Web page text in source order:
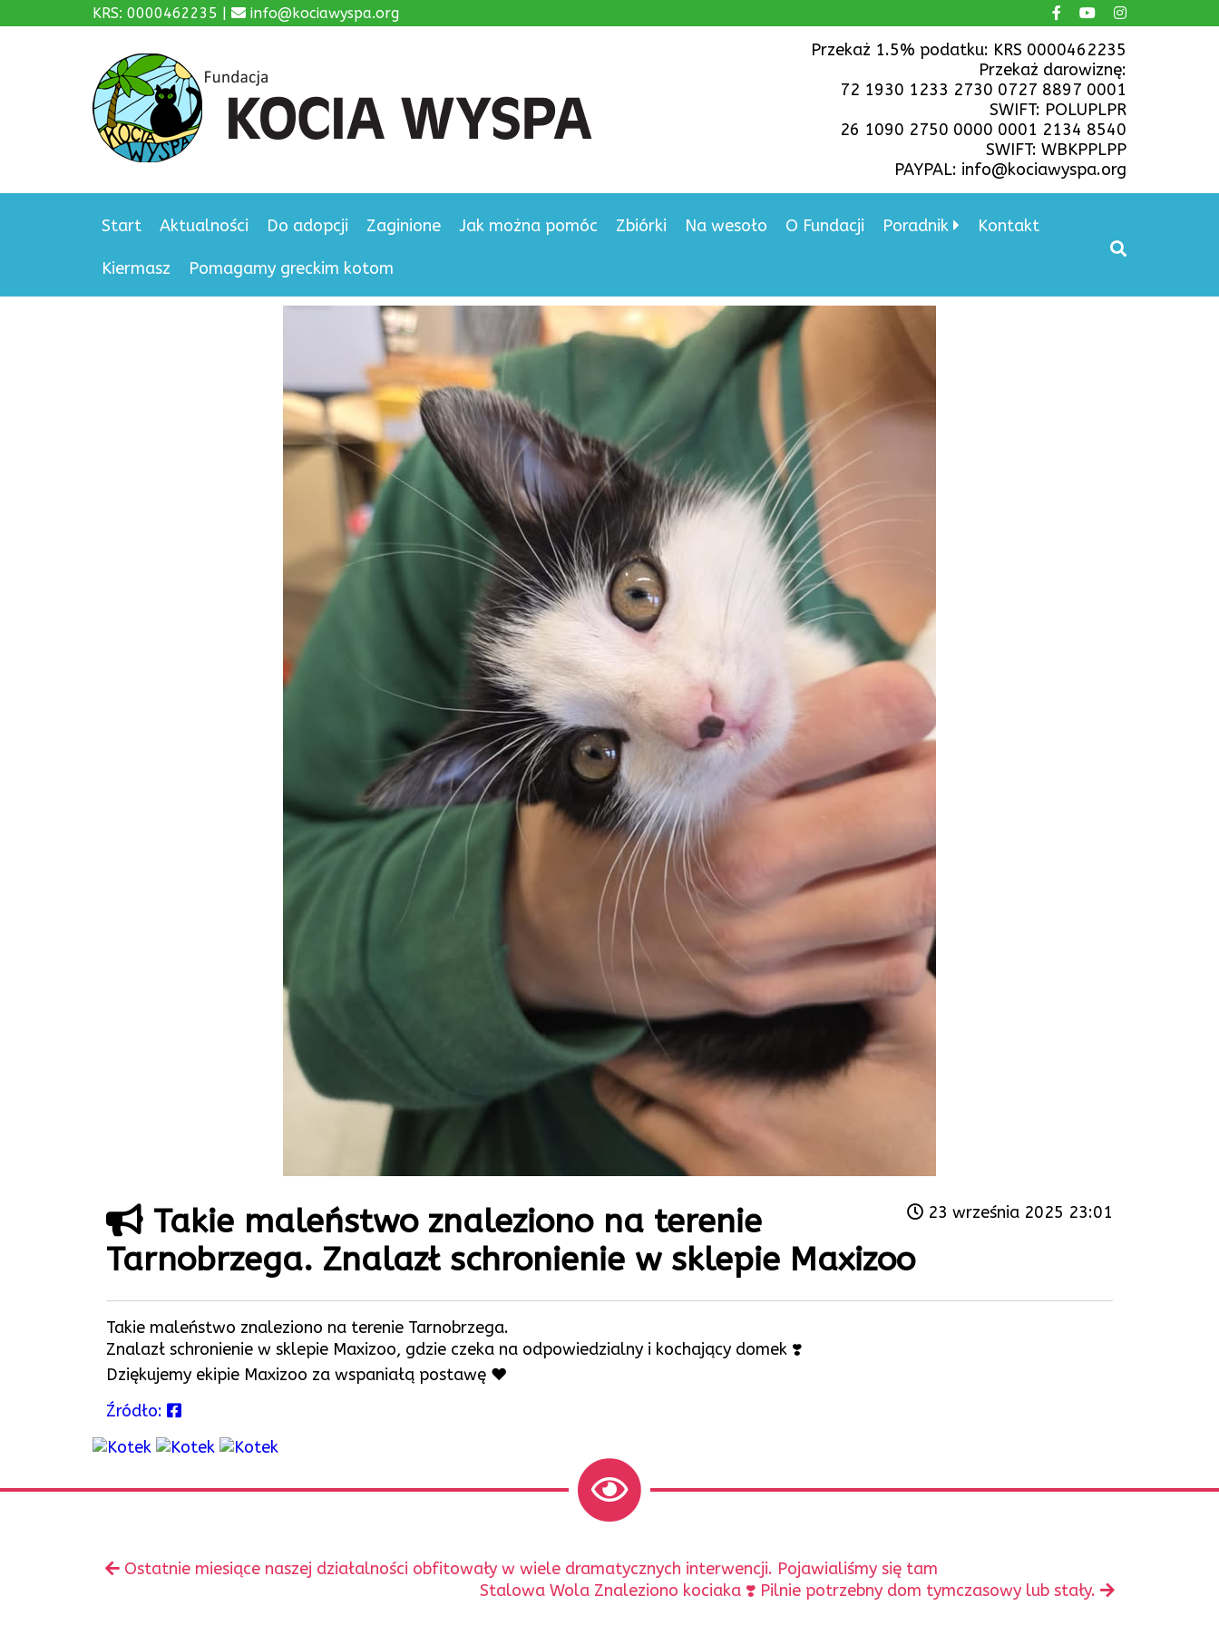
KRS: 0000462235 | info@kociawyspa.org
Przekaż 1.5% podatku: KRS 0000462235
Przekaż darowiznę:
72 1930 1233 2730 0727 8897 0001
SWIFT: POLUPLPR
26 1090 2750 0000 0001 2134 8540
SWIFT: WBKPPLPP
PAYPAL: info@kociawyspa.org
Start Aktualności Do adopcji Zaginione Jak można pomóc Zbiórki Na wesoło O Fundacji Poradnik Kontakt
Kiermasz Pomagamy greckim kotom
23 września 2025 23:01
Takie maleństwo znaleziono na terenie
Tarnobrzega. Znalazł schronienie w sklepie Maxizoo
Takie maleństwo znaleziono na terenie Tarnobrzega.
Znalazł schronienie w sklepie Maxizoo, gdzie czeka na odpowiedzialny i kochający domek ❣️
Dziękujemy ekipie Maxizoo za wspaniałą postawę ❤️
Źródło:
Zobacz
inne
Poprzedni
Ostatnie miesiące naszej działalności obfitowały w wiele dramatycznych interwencji. Pojawialiśmy się tam
Następny
Stalowa Wola Znaleziono kociaka ❣️ Pilnie potrzebny dom tymczasowy lub stały.